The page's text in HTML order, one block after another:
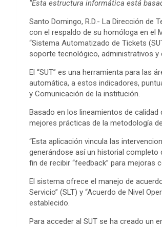
“Esta estructura informática está
Santo Domingo, R.D.- La Dirección de
con el respaldo de su homóloga en el
“Sistema Automatizado de Tickets
soporte tecnológico, administrativos y
El “SUT” es una herramienta para las
automática, a estos indicadores,
y Comunicación de la institución.
Basado en los lineamientos de
mejores prácticas de la metodología
“Esta aplicación vincula las
generándose así un historial completo
fin de recibir “feedback” para mejoras
El sistema ofrece el manejo de
Servicio” (SLT) y “Acuerdo de Nivel
establecido.
Para acceder al SUT se ha creado un